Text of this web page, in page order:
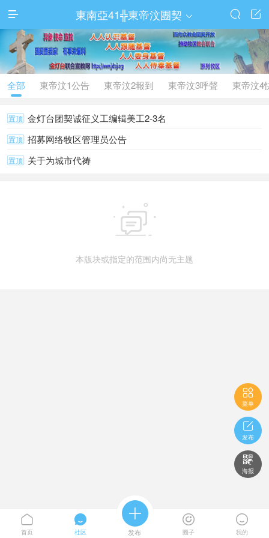
 東南亞41╬東帝汶團契  

全部 東帝汶1公告 東帝汶2報到 東帝汶3呼聲 東帝汶4
置顶 金灯台团契诚征义工编辑美工2-3名
置顶 招募网络牧区管理员公告
置顶 关于为城市代祷

本版块或指定的范围内尚无主题

菜单

发布

海报

首页

社区

发布

圈子

我的